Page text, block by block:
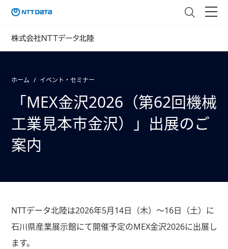
ホーム イベント・セミナー
「MEX金沢2026（第62回機械
工業見本市金沢）」出展のご
案内
NTTデータ北陸は2026年5月14日（木）～16日（土）に
石川県産業展示館にて開催予定のMEX金沢2026に出展し
ます。